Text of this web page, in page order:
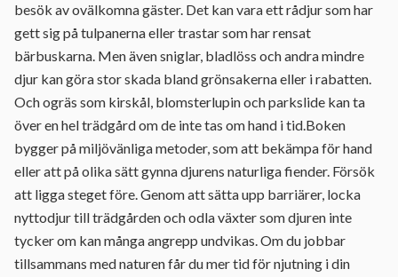
besök av ovälkomna gäster. Det kan vara ett rådjur som har
gett sig på tulpanerna eller trastar som har rensat
bärbuskarna. Men även sniglar, bladlöss och andra mindre
djur kan göra stor skada bland grönsakerna eller i rabatten.
Och ogräs som kirskål, blomsterlupin och parkslide kan ta
över en hel trädgård om de inte tas om hand i tid.Boken
bygger på miljövänliga metoder, som att bekämpa för hand
eller att på olika sätt gynna djurens naturliga fiender. Försök
att ligga steget före. Genom att sätta upp barriärer, locka
nyttodjur till trädgården och odla växter som djuren inte
tycker om kan många angrepp undvikas. Om du jobbar
tillsammans med naturen får du mer tid för njutning i din